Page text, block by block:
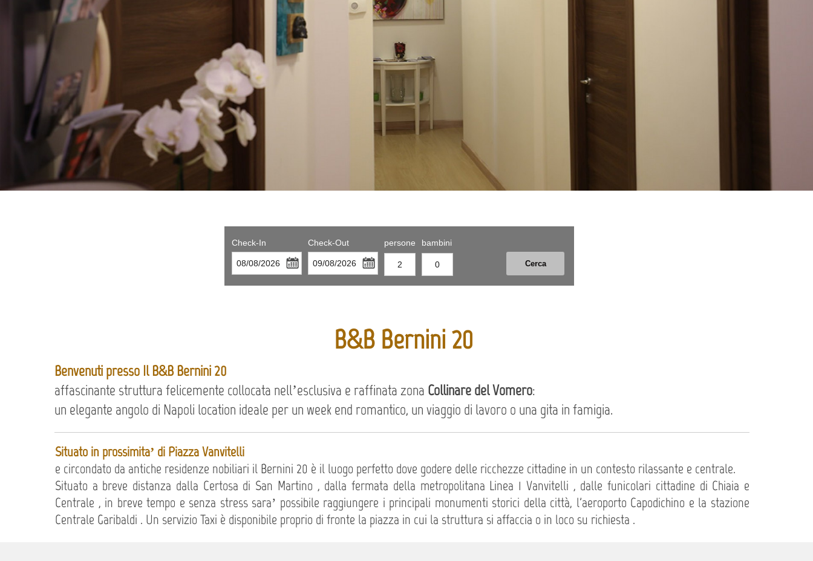
B&B Bernini 20
Benvenuti presso Il B&B Bernini 20
affascinante struttura felicemente collocata nell’esclusiva e raffinata zona Collinare del Vomero:
un elegante angolo di Napoli location ideale per un week end romantico, un viaggio di lavoro o una gita in famigia.
Check-In Check-Out persone bambini
Situato in prossimita’ di Piazza Vanvitelli
e circondato da antiche residenze nobiliari il Bernini 20 è il luogo perfetto dove godere delle ricchezze cittadine in un contesto rilassante e centrale.
Situato a breve distanza dalla Certosa di San Martino , dalla fermata della metropolitana Linea 1 Vanvitelli , dalle funicolari cittadine di Chiaia e
Centrale , in breve tempo e senza stress sara’ possibile raggiungere i principali monumenti storici della città, l'aeroporto Capodichino e la stazione
Centrale Garibaldi . Un servizio Taxi è disponibile proprio di fronte la piazza in cui la struttura si affaccia o in loco su richiesta .